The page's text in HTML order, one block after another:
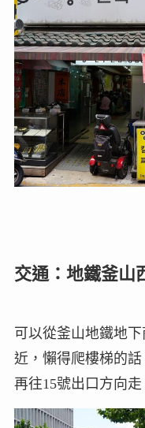
交通：地鐵釜山
可以從釜山地鐵地
近，懶得爬樓梯的話
再往15號出口方向